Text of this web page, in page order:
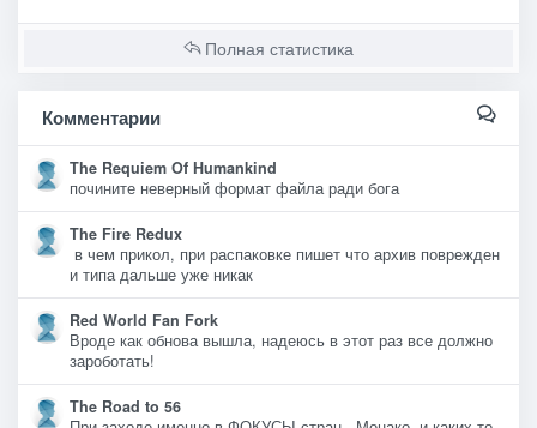
Полная статистика
Комментарии
The Requiem Of Humankind
почините неверный формат файла ради бога
The Fire Redux
в чем прикол, при распаковке пишет что архив поврежден
и типа дальше уже никак
Red World Fan Fork
Вроде как обнова вышла, надеюсь в этот раз все должно
зароботать!
The Road to 56